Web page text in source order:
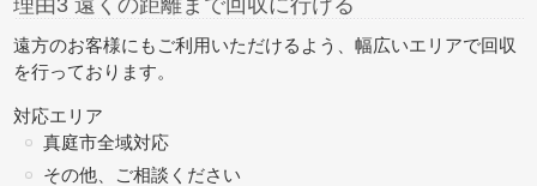
遠方のお客様にもご利用いただけるよう、幅広いエリアで回収
を行っております。
対応エリア
真庭市全域対応
その他、ご相談ください